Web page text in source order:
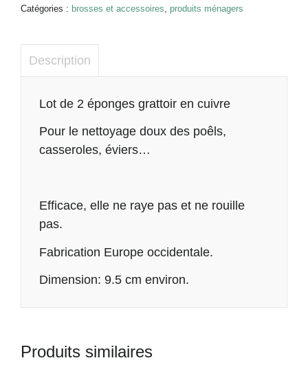
en
Catégories : brosses et accessoires, produits ménagers
Description
Description
Lot de 2 éponges grattoir en cuivre
Pour le nettoyage doux des poêls,
casseroles, éviers…
Efficace, elle ne raye pas et ne rouille
pas.
Fabrication Europe occidentale.
Dimension: 9.5 cm environ.
Produits similaires